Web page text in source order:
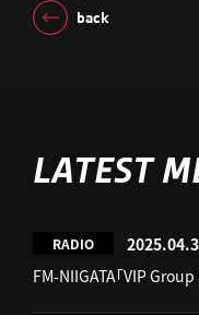
back
LATEST
RADIO
FM-NIIGATA「VIP